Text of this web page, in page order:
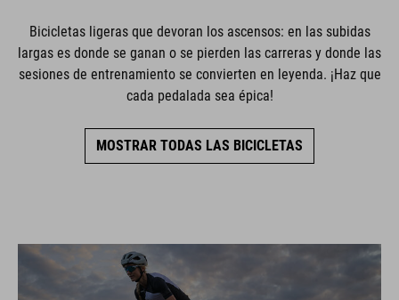
Bicicletas ligeras que devoran los ascensos: en las subidas
largas es donde se ganan o se pierden las carreras y donde las
sesiones de entrenamiento se convierten en leyenda. ¡Haz que
cada pedalada sea épica!
MOSTRAR TODAS LAS BICICLETAS